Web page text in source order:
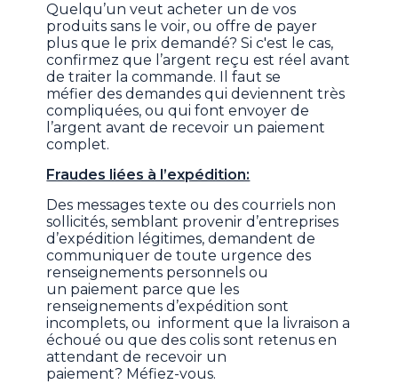
Quelqu’un veut acheter un de vos
produits sans le voir, ou offre de payer
plus que le prix demandé? Si c'est le cas,
confirmez que l’argent reçu est réel avant
de traiter la commande. Il faut se
méfier des demandes qui deviennent très
compliquées, ou qui font envoyer de
l’argent avant de recevoir un paiement
complet.
Fraudes liées à l’expédition:
Des messages texte ou des courriels non
sollicités, semblant provenir d’entreprises
d’expédition légitimes, demandent de
communiquer de toute urgence des
renseignements personnels ou
un paiement parce que les
renseignements d’expédition sont
incomplets, ou informent que la livraison a
échoué ou que des colis sont retenus en
attendant de recevoir un
paiement? Méfiez-vous.